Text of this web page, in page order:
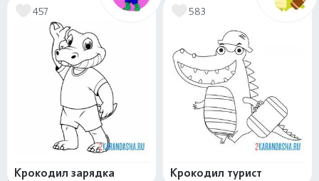
457
Крокодил зарядка
583
Крокодил турист